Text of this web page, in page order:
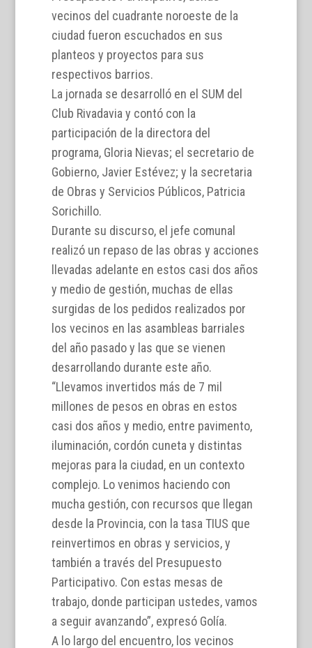
vecinos del cuadrante noroeste de la
ciudad fueron escuchados en sus
planteos y proyectos para sus
respectivos barrios.
La jornada se desarrolló en el SUM del
Club Rivadavia y contó con la
participación de la directora del
programa, Gloria Nievas; el secretario de
Gobierno, Javier Estévez; y la secretaria
de Obras y Servicios Públicos, Patricia
Sorichillo.
Durante su discurso, el jefe comunal
realizó un repaso de las obras y acciones
llevadas adelante en estos casi dos años
y medio de gestión, muchas de ellas
surgidas de los pedidos realizados por
los vecinos en las asambleas barriales
del año pasado y las que se vienen
desarrollando durante este año.
“Llevamos invertidos más de 7 mil
millones de pesos en obras en estos
casi dos años y medio, entre pavimento,
iluminación, cordón cuneta y distintas
mejoras para la ciudad, en un contexto
complejo. Lo venimos haciendo con
mucha gestión, con recursos que llegan
desde la Provincia, con la tasa TIUS que
reinvertimos en obras y servicios, y
también a través del Presupuesto
Participativo. Con estas mesas de
trabajo, donde participan ustedes, vamos
a seguir avanzando”, expresó Golía.
A lo largo del encuentro, los vecinos